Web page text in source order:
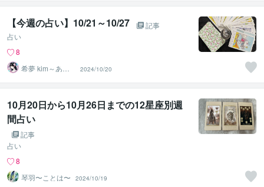
【今週の占い】10/21～10/27
記事
占い
8
希夢 kim～あな
たに寄り添う癒
し人～
2024/10/20
10月20日から10月26日までの12星座別週
間占い
記事
占い
8
琴羽〜ことは〜
2024/10/19